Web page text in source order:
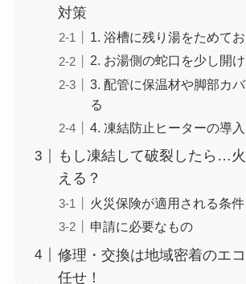
対策
1. 浴槽に残り湯をためてお
2. お湯側の蛇口を少し開け
3. 配管に保温材や脚部カ
る
4. 凍結防止ヒーターの導入
もし凍結して破裂したら…
える？
火災保険が適用される条件
申請に必要なもの
修理・交換は地域密着のエ
任せ！